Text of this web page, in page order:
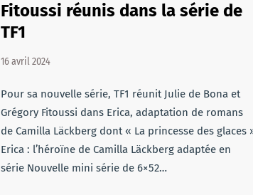
Fitoussi réunis dans la série de
TF1
16 avril 2024
Pour sa nouvelle série, TF1 réunit Julie de Bona et
Grégory Fitoussi dans Erica, adaptation de romans
de Camilla Läckberg dont « La princesse des glaces
Erica : l’héroïne de Camilla Läckberg adaptée en
série Nouvelle mini série de 6×52…